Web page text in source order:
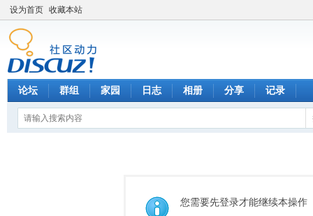
设为首页 收藏本站
论坛 群组 家园 日志 相册 分享 记录
您需要先登录才能继续本操作